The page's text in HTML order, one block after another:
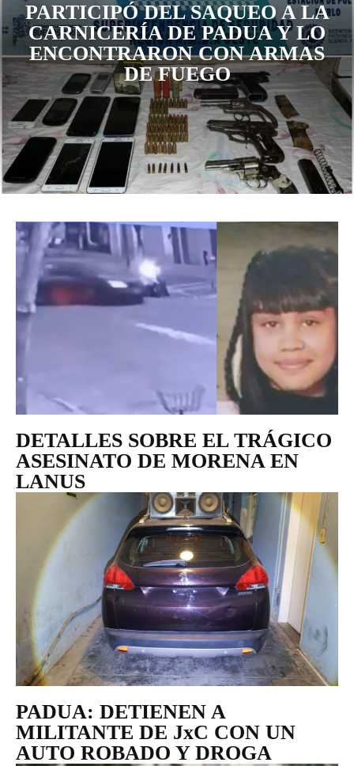
PARTICIPÓ DEL SAQUEO A LA
CARNICERÍA DE PADUA Y LO
ENCONTRARON CON ARMAS
DE FUEGO
DETALLES SOBRE EL TRÁGICO
ASESINATO DE MORENA EN
LANUS
PADUA: DETIENEN A
MILITANTE DE JxC CON UN
AUTO ROBADO Y DROGA